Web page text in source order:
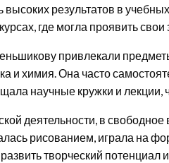
высоких результатов в
где могла проявить
привлекали
и химия. Она часто
научные кружки и лекции,
деятельности, в
рисованием, играла на
творческий потенциал